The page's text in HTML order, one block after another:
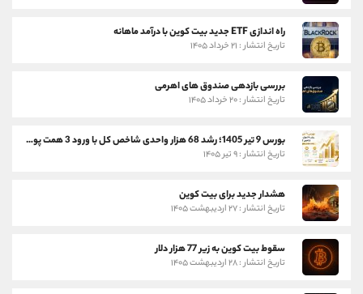
راه اندازی ETF جدید بیت کوین با درآمد ماهانه
تاریخ انتشار : ۲۱ خرداد ۱۴۰۵
بررسی بازدهی صندوق های اهرمی
تاریخ انتشار : ۲۰ خرداد ۱۴۰۵
بورس 9 تیر 1405؛ رشد 68 هزار واحدی شاخص کل با ورود 3 همت پول حقیقی
تاریخ انتشار : ۹ تیر ۱۴۰۵
هشدار جدید برای بیت کوین
تاریخ انتشار : ۲۷ اردیبهشت ۱۴۰۵
سقوط بیت کوین به زیر 77 هزار دلار
تاریخ انتشار : ۲۸ اردیبهشت ۱۴۰۵